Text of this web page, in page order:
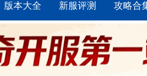
版本大全 新服评测 攻略合